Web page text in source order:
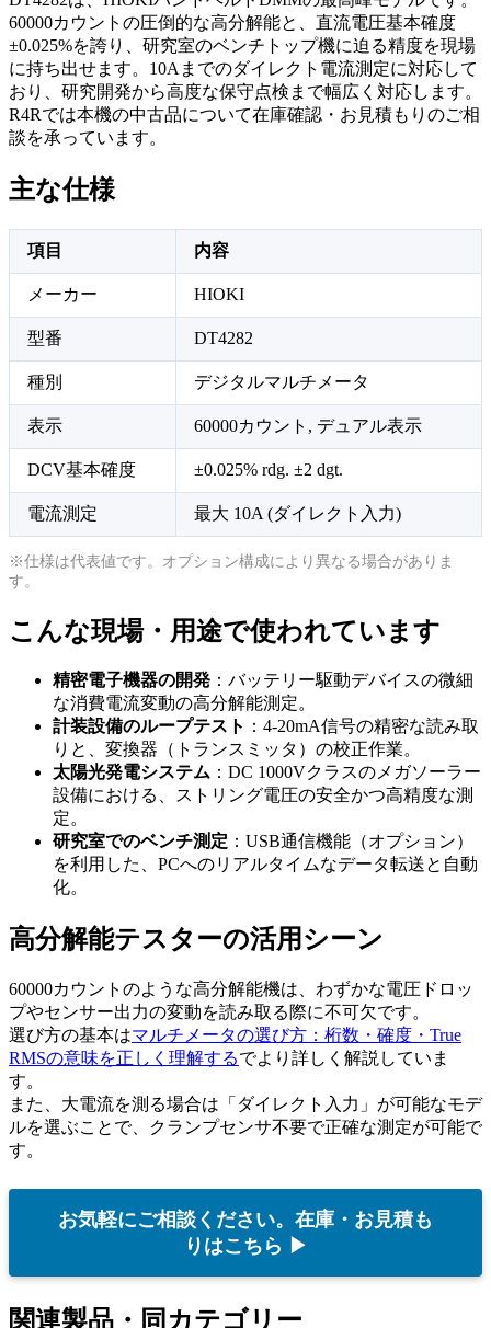
60000カウントの圧倒的な高分解能と、直流電圧基本確度
±0.025%を誇り、研究室のベンチトップ機に迫る精度を現場
に持ち出せます。10Aまでのダイレクト電流測定に対応して
おり、研究開発から高度な保守点検まで幅広く対応します。
R4Rでは本機の中古品について在庫確認・お見積もりのご相
談を承っています。
主な仕様
項目 内容
メーカー HIOKI
型番 DT4282
種別 デジタルマルチメータ
表示 60000カウント, デュアル表示
DCV基本確度 ±0.025% rdg. ±2 dgt.
電流測定 最大 10A (ダイレクト入力)
※仕様は代表値です。オプション構成により異なる場合がありま
す。
こんな現場・用途で使われています
精密電子機器の開発 ：バッテリー駆動デバイスの微細
な消費電流変動の高分解能測定。
計装設備のループテスト ：4-20mA信号の精密な読み取
りと、変換器（トランスミッタ）の校正作業。
太陽光発電システム ：DC 1000Vクラスのメガソーラー
設備における、ストリング電圧の安全かつ高精度な測
定。
研究室でのベンチ測定 ：USB通信機能（オプション）
を利用した、PCへのリアルタイムなデータ転送と自動
化。
高分解能テスターの活用シーン
60000カウントのような高分解能機は、わずかな電圧ドロッ
プやセンサー出力の変動を読み取る際に不可欠です。
選び方の基本はマルチメータの選び方：桁数・確度・True
RMSの意味を正しく理解するでより詳しく解説していま
す。
また、大電流を測る場合は「ダイレクト入力」が可能なモデ
ルを選ぶことで、クランプセンサ不要で正確な測定が可能で
す。
お気軽にご相談ください。在庫・お見積も
りはこちら ▶
関連製品・同カテゴリー